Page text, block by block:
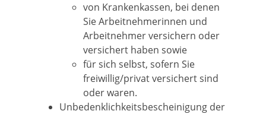
von Krankenkassen, bei denen
Sie Arbeitnehmerinnen und
Arbeitnehmer versichern oder
versichert haben sowie
für sich selbst, sofern Sie
freiwillig/privat versichert sind
oder waren.
Unbedenklichkeitsbescheinigung der